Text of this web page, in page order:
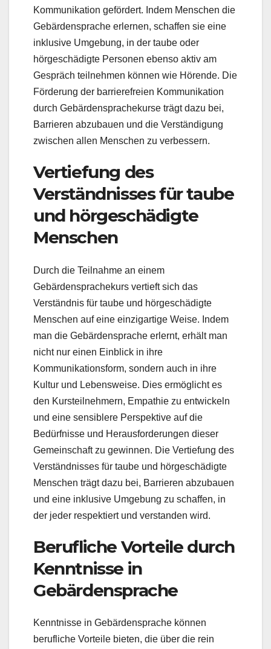
Kommunikation gefördert. Indem Menschen die
Gebärdensprache erlernen, schaffen sie eine
inklusive Umgebung, in der taube oder
hörgeschädigte Personen ebenso aktiv am
Gespräch teilnehmen können wie Hörende. Die
Förderung der barrierefreien Kommunikation
durch Gebärdensprachekurse trägt dazu bei,
Barrieren abzubauen und die Verständigung
zwischen allen Menschen zu verbessern.
Vertiefung des
Verständnisses für taube
und hörgeschädigte
Menschen
Durch die Teilnahme an einem
Gebärdensprachekurs vertieft sich das
Verständnis für taube und hörgeschädigte
Menschen auf eine einzigartige Weise. Indem
man die Gebärdensprache erlernt, erhält man
nicht nur einen Einblick in ihre
Kommunikationsform, sondern auch in ihre
Kultur und Lebensweise. Dies ermöglicht es
den Kursteilnehmern, Empathie zu entwickeln
und eine sensiblere Perspektive auf die
Bedürfnisse und Herausforderungen dieser
Gemeinschaft zu gewinnen. Die Vertiefung des
Verständnisses für taube und hörgeschädigte
Menschen trägt dazu bei, Barrieren abzubauen
und eine inklusive Umgebung zu schaffen, in
der jeder respektiert und verstanden wird.
Berufliche Vorteile durch
Kenntnisse in
Gebärdensprache
Kenntnisse in Gebärdensprache können
berufliche Vorteile bieten, die über die rein